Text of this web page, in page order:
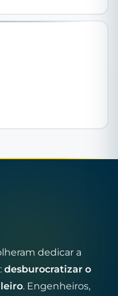
dedicar a
desburocratizar o
. Engenheiros,